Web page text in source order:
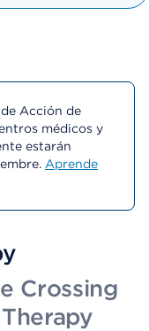
Acción de
médicos y
estarán
Aprende
Crossing